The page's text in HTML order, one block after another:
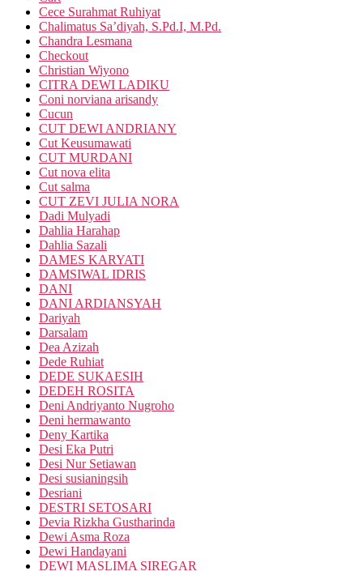
Cece Surahmat Ruhiyat
Chalimatus Sa’diyah, S.Pd.I, M.Pd.
Chandra Lesmana
Checkout
Christian Wiyono
CITRA DEWI LADIKU
Coni norviana arisandy
Cucun
CUT DEWI ANDRIANY
Cut Keusumawati
CUT MURDANI
Cut nova elita
Cut salma
CUT ZEVI JULIA NORA
Dadi Mulyadi
Dahlia Harahap
Dahlia Sazali
DAMES KARYATI
DAMSIWAL IDRIS
DANI
DANI ARDIANSYAH
Dariyah
Darsalam
Dea Azizah
Dede Ruhiat
DEDE SUKAESIH
DEDEH ROSITA
Deni Andriyanto Nugroho
Deni hermawanto
Deny Kartika
Desi Eka Putri
Desi Nur Setiawan
Desi susianingsih
Desriani
DESTRI SETOSARI
Devia Rizkha Gustharinda
Dewi Asma Roza
Dewi Handayani
DEWI MASLIMA SIREGAR